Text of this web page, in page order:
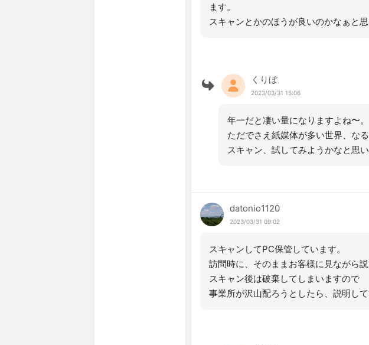
ます。
スキャンとかのほうが良いのかなぁと
くりぼ
2023/03/31 15:06
年一だと凄い量になりますよね〜。
ただでさえ紙媒体が多い世界、な
スキャン、試してみようかなと思い
datonio1120
2023/03/31 09:02
スキャンしてPC保管しています。
訪問時に、そのままお客様に見ながら説
スキャン後は破棄してしまいますので
事業所が沢山配ろうとしたら、説明し